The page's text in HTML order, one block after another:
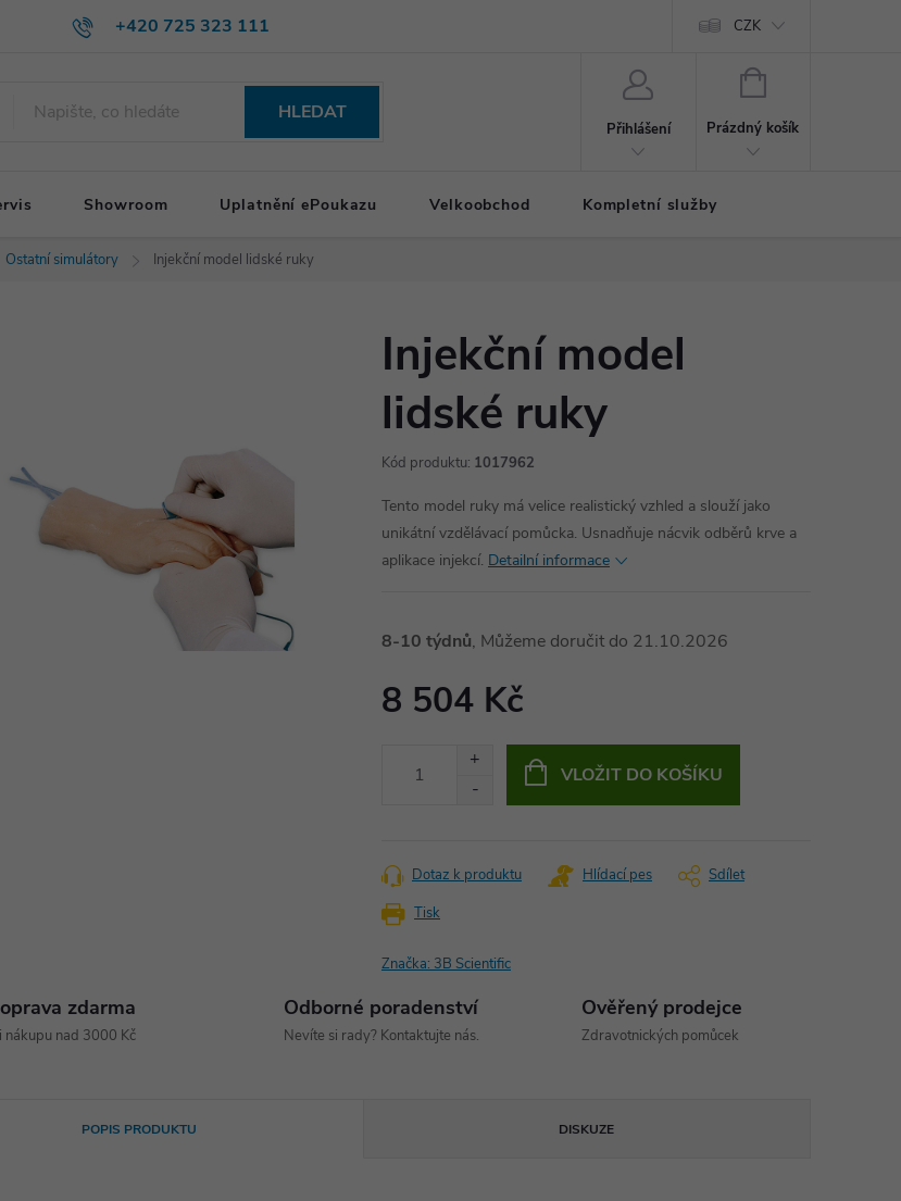
+420 725 323 111 CZK
HLEDAT
Přihlášení
NÁKUPNÍ
Prázdný košík
Showroom Uplatnění ePoukazu Velkoobchod Kompletní služby
Ostatní simulátory Injekční model lidské ruky
Injekční model
lidské ruky
Kód produktu: 1017962
Tento model ruky má velice realistický vzhled a slouží jako
unikátní vzdělávací pomůcka. Usnadňuje nácvik odběrů krve a
aplikace injekcí. Detailní informace
8-10 týdnů 21.10.2026
8 504 Kč
VLOŽIT DO KOŠÍKU
Tisk
Dotaz k produktu Hlídací pes Sdílet
Značka: 3B Scientific
zdarma
nákupu nad 3000 Kč
Odborné poradenství
Nevíte si rady? Kontaktujte nás.
Ověřený prodejce
Zdravotnických pomůcek
POPIS PRODUKTU DISKUZE